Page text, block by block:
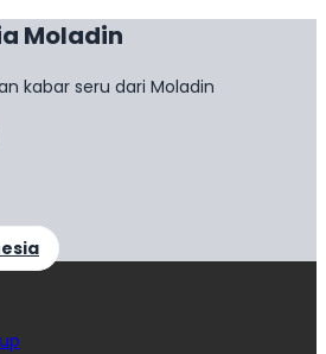
Moladin
kabar seru dari Moladin